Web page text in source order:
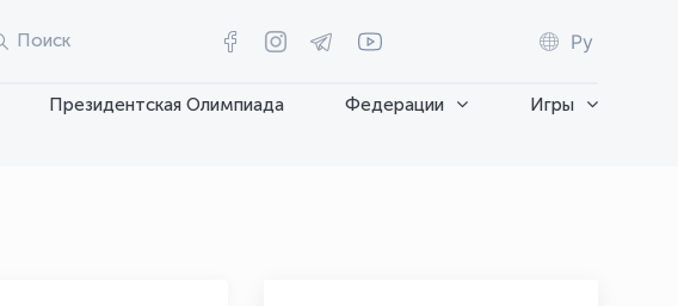
Поиск Ру
Президентская Олимпиада Федерации
Игры